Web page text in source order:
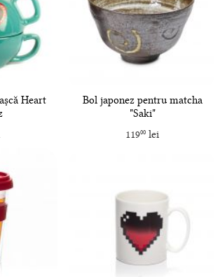
Heart
Bol japonez pentru matcha
"Saki"
11900 lei